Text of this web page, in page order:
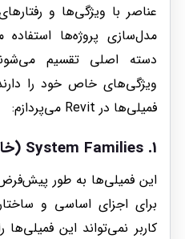
عناصر با ویژگی‌ها و
دسته اصلی تقسیم
ویژگی‌های خاص خود را
فمیلی‌ها در Revit می‌پردازم:
1.
System Families
برای اجزای اساسی و
کاربر نمی‌تواند این